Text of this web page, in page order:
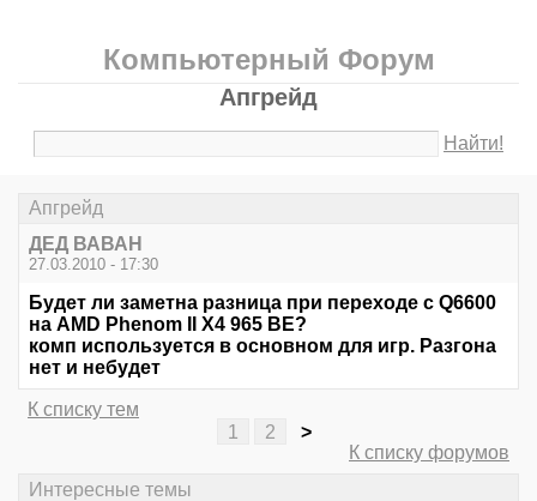
Компьютерный Форум
Апгрейд
Найти!
Апгрейд
ДЕД ВАВАН
27.03.2010 - 17:30
Будет ли заметна разница при переходе с Q6600
на AMD Phenom II X4 965 BE?
комп используется в основном для игр. Разгона
нет и небудет
К списку тем
1
2
>
К списку форумов
Интересные темы